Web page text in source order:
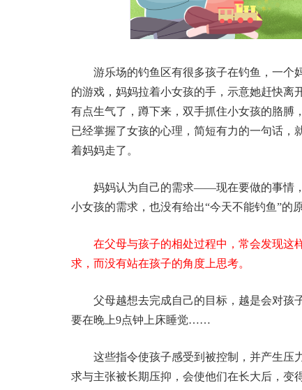
游乐场的钓鱼区有很多孩子在钓鱼，一个
的游戏，妈妈拉着小女孩的手，示意她赶快离
有点生气了，蹲下来，双手抓住小女孩的胳膊
已经掌握了女孩的心理，简短有力的一句话，
着妈妈走了。
妈妈认为自己的需求——现在要做的事情
小女孩的需求，也没有给出“今天不能钓鱼”的
在父母与孩子的相处过程中，常会发现这
求，而没有站在孩子的角度上思考。
父母越想去完成自己的目标，越是会对孩
要在晚上9点钟上床睡觉……
这些指令使孩子感受到被控制，并产生压
求与主张被长期压抑，会使他们在长大后，变